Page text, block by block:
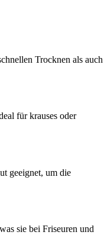
Trocknen als auch
für krauses oder
geeignet, um die
sie bei Friseuren und